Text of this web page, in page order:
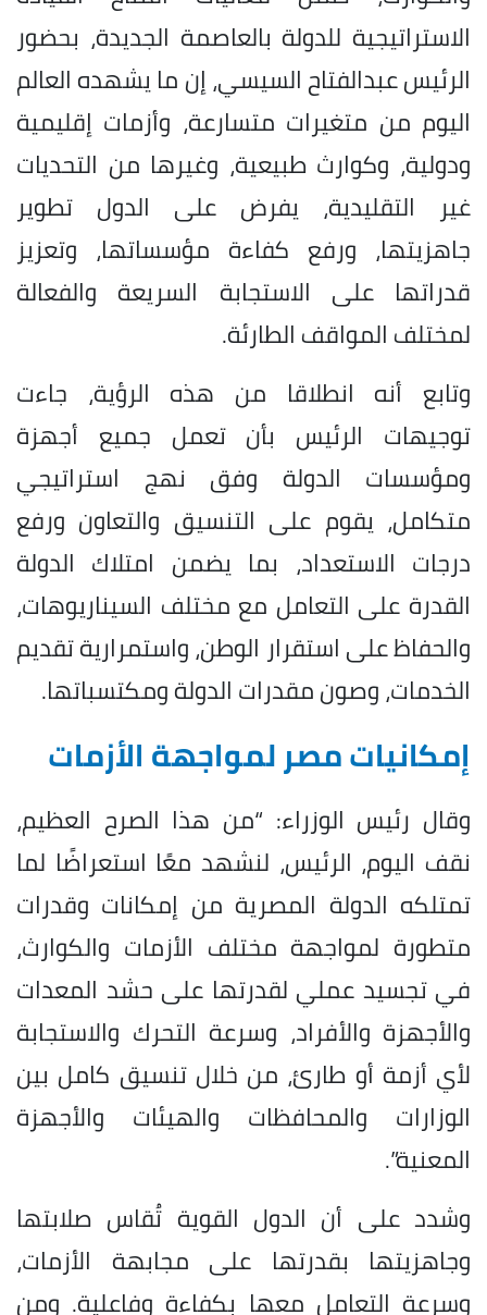
الاستراتيجية للدولة بالعاصمة الجديدة، بحضور
الرئيس عبدالفتاح السيسي،إن ما يشهده العالم
اليوم من متغيرات متسارعة، وأزمات إقليمية
ودولية، وكوارث طبيعية، وغيرها من التحديات
غير التقليدية، يفرض على الدول تطوير
جاهزيتها، ورفع كفاءة مؤسساتها، وتعزيز
قدراتها على الاستجابة السريعة والفعالة
لمختلف المواقف الطارئة.
وتابع أنه انطلاقا من هذه الرؤية، جاءت
توجيهات الرئيس بأن تعمل جميع أجهزة
ومؤسسات الدولة وفق نهج استراتيجي
متكامل، يقوم على التنسيق والتعاون ورفع
درجات الاستعداد، بما يضمن امتلاك الدولة
القدرة على التعامل مع مختلف السيناريوهات،
والحفاظ على استقرار الوطن، واستمرارية تقديم
الخدمات، وصون مقدرات الدولة ومكتسباتها.
إمكانيات مصر لمواجهة الأزمات
وقال رئيس الوزراء: “من هذا الصرح العظيم،
نقف اليوم، الرئيس، لنشهد معًا استعراضًا لما
تمتلكه الدولة المصرية من إمكانات وقدرات
متطورة لمواجهة مختلف الأزمات والكوارث،
في تجسيد عملي لقدرتها على حشد المعدات
والأجهزة والأفراد، وسرعة التحرك والاستجابة
لأي أزمة أو طارئ، من خلال تنسيق كامل بين
الوزارات والمحافظات والهيئات والأجهزة
المعنية”.
وشدد على أن الدول القوية تُقاس صلابتها
وجاهزيتها بقدرتها على مجابهة الأزمات،
وسرعة التعامل معها بكفاءة وفاعلية. ومن